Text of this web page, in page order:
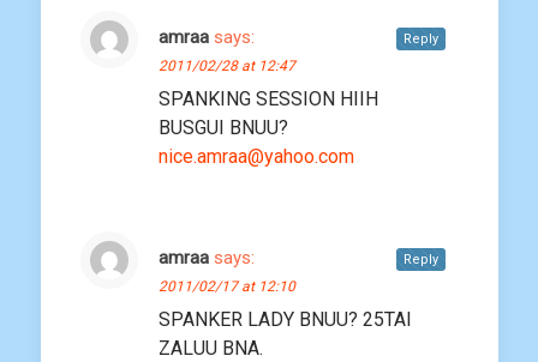
amraa says:
2011/02/28 at 12:47
SPANKING SESSION HIIH
BUSGUI BNUU?
nice.amraa@yahoo.com
Reply
amraa says:
2011/02/17 at 12:10
SPANKER LADY BNUU? 25TAI
ZALUU BNA.
Reply